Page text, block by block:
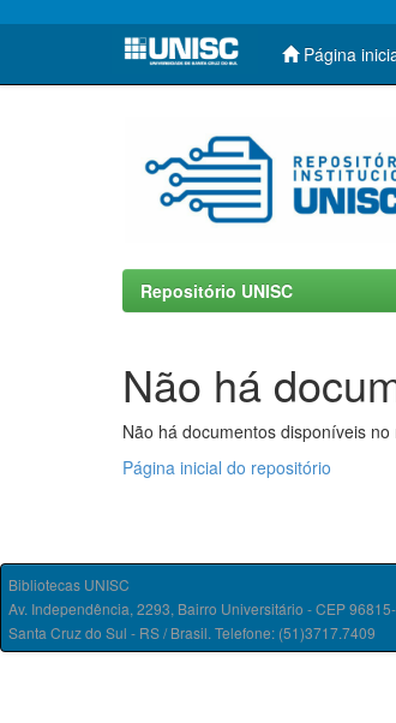
Skip
Página
Repositório UNISC
Não há
Não há documentos disponíveis
Página inicial do repositório
Bibliotecas UNISC
Av. Independência, 2293, Bairro Universitário - CEP
Santa Cruz do Sul - RS / Brasil. Telefone: (51)3717.7409